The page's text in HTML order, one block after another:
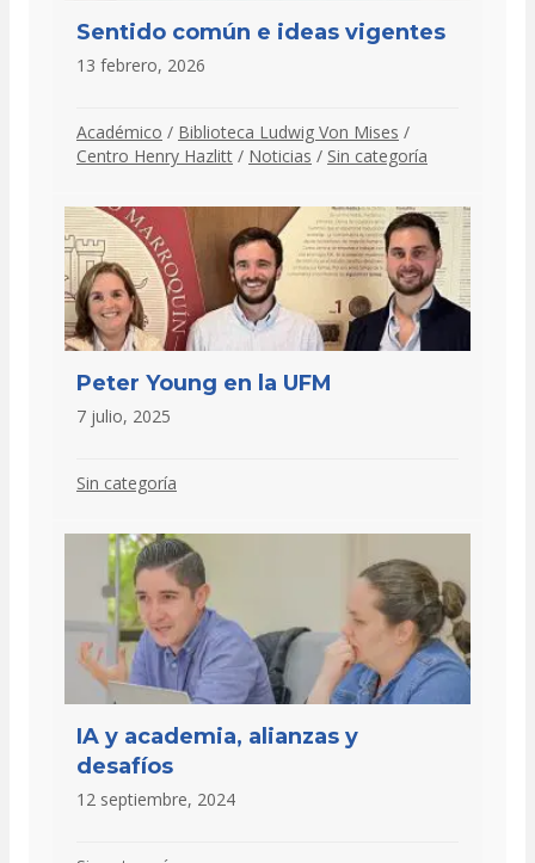
Sentido común e ideas vigentes
13 febrero, 2026
Académico / Biblioteca Ludwig Von Mises /
Centro Henry Hazlitt / Noticias / Sin categoría
Peter Young en la UFM
7 julio, 2025
Sin categoría
IA y academia, alianzas y
desafíos
12 septiembre, 2024